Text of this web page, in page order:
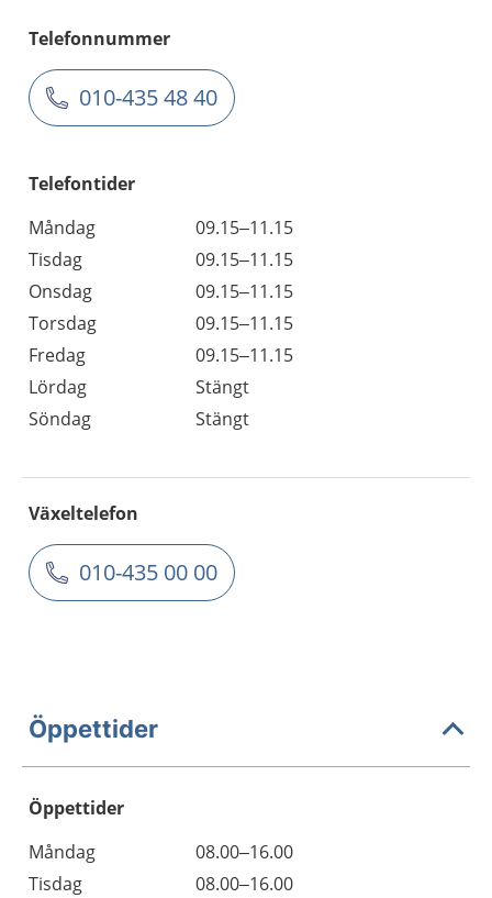
Telefonnummer
010-435 48 40
Telefontider
Måndag
09.15–11.15
Tisdag
09.15–11.15
Onsdag
09.15–11.15
Torsdag
09.15–11.15
Fredag
09.15–11.15
Lördag
Stängt
Söndag
Stängt
Växeltelefon
010-435 00 00
Öppettider
Öppettider
Dag
Öppettider
Kommentarer
Måndag
08.00–16.00
Tisdag
08.00–16.00